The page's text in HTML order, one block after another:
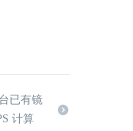
已有镜
计算